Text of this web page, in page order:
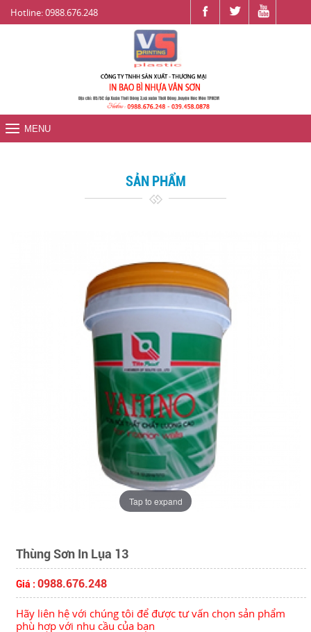
Hotline: 0988.676.248
MENU
SẢN PHẨM
Tap to expand
Thùng Sơn In Lụa 13
Giá :0988.676.248
Hãy liên hệ với chúng tôi để được tư vấn chọn sản phẩm
phù hợp với nhu cầu của bạn